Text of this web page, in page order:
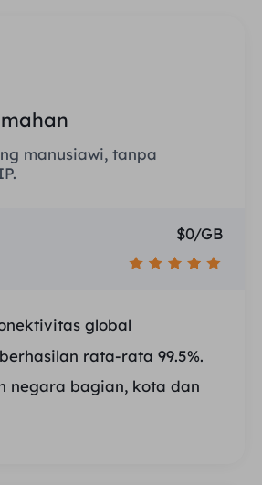
manusiawi, tanpa
$0/GB
global
rata-rata 99.5%.
negara bagian, kota dan